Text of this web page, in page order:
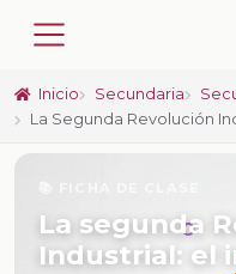
Inicio Secundaria
La Segunda Revolución
La segunda
Industrial: el